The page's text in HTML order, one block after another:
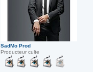
SadMo Prod
Producteur culte